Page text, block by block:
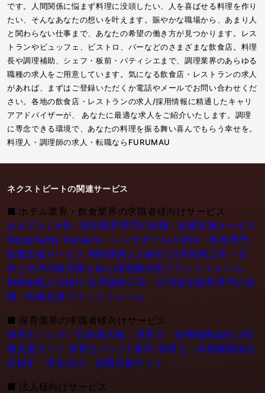
です。人間関係に悩まず料理に没頭したい、人を喜ばせる料理を作り
たい、そんなあなたの想いを叶えます。賑やかな職場から、あまり人
と関わらない仕事まで、あなたの希望の働き方が見つかります。レス
トランやビュッフェ、ビストロ、バーなどのさまざまな飲食店。料理
長や調理補助、シェフ・板前・パティシエまで、調理業界のあらゆる
職種の求人をご用意しています。気になる飲食店・レストランの求人
があれば、まずはご登録いただくか電話やメールでお問い合わせくだ
さい。各地の飲食店・レストランの求人/採用情報に精通したキャリ
アアドバイザーが、 あなたに最適な求人をご紹介いたします。調理
に専念できる環境で、あなたの料理を振る舞い喜んでもらう幸せを。
料理人・調理師の求人・転職ならFURUMAU
ネクストビートの関連サービス
■ ホテル業界・飲食業界の求職者様向けサービス
おもてなしHR - 宿泊業界専門の就職・転職支援サービス
Hospitality Careers - シンガポールの宿泊・飲食専門
転職支援サービス 886旅館人力銀行 日本旅館工作 - 日
本と台湾の観光業を結ぶ課題解決型プラットフォーム
886旅館人力銀行 台湾旅館工作 - 台湾宿泊業界専門の就
職・転職支援プラットフォーム
■ 保育業界の求職者様向けサービス
保育士バンク! -日本最大級。保育士・幼稚園教論向け転
職支援サイト 保育士バンク! 新卒-保育士・幼稚園教論を
目指す「学生向け」就職活動サイト
■ 法人様向けサービス